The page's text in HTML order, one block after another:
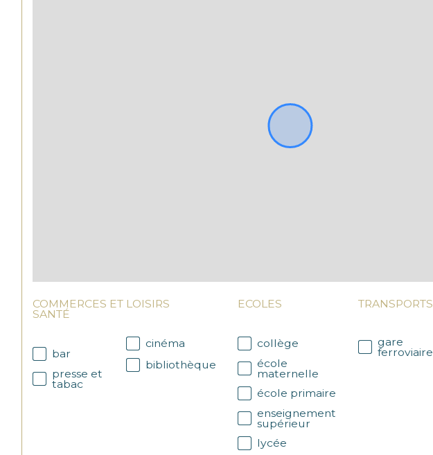
COMMERCES ET
SANTÉ
bar
presse et
tabac
LOISIRS
cinéma
bibliothèque
ECOLES
collège
école
maternelle
école primaire
enseignement
supérieur
lycée
TRANSPORTS
gare
ferroviaire